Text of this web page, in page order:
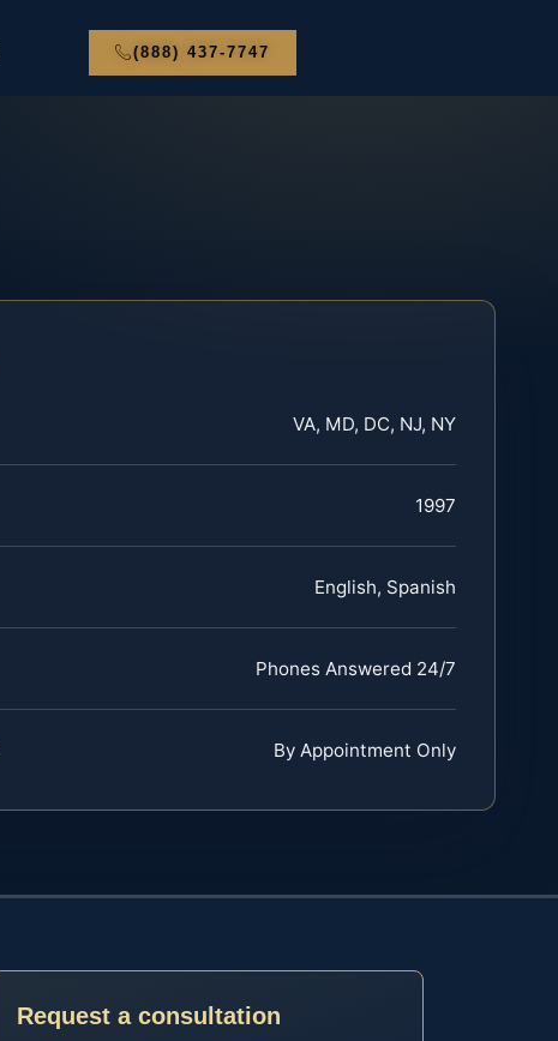
(888) 437-7747
VA, MD, DC, NJ, NY
1997
English, Spanish
Phones Answered 24/7
By Appointment Only
Request a consultation